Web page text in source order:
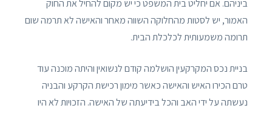
ביניהם. אם יחליט בית המשפט כי יש מקום להחיל את החוק
האמור, יש לסטות מהחלוקה השווה מאחר והאישה לא תרמה שום
תרומה משמעותית לכלכלת הבית.
בניית נכס המקרקעין הושלמה קודם לנשואין והיתה מוכנה עוד
טרם הכירו האיש והאישה כאשר מימון רכישת הקרקע והבניה
נעשתה על ידי האב והכל בידיעתה של האישה. הזכויות לא היו